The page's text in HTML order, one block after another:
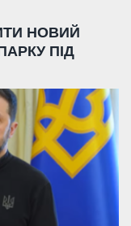
НОВИЙ
ПІД